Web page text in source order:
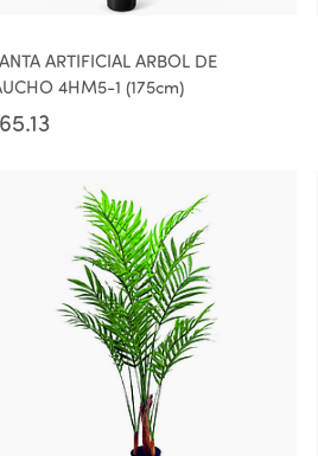
ARTIFICIAL ARBOL DE
4HM5-1 (175cm)
65.13